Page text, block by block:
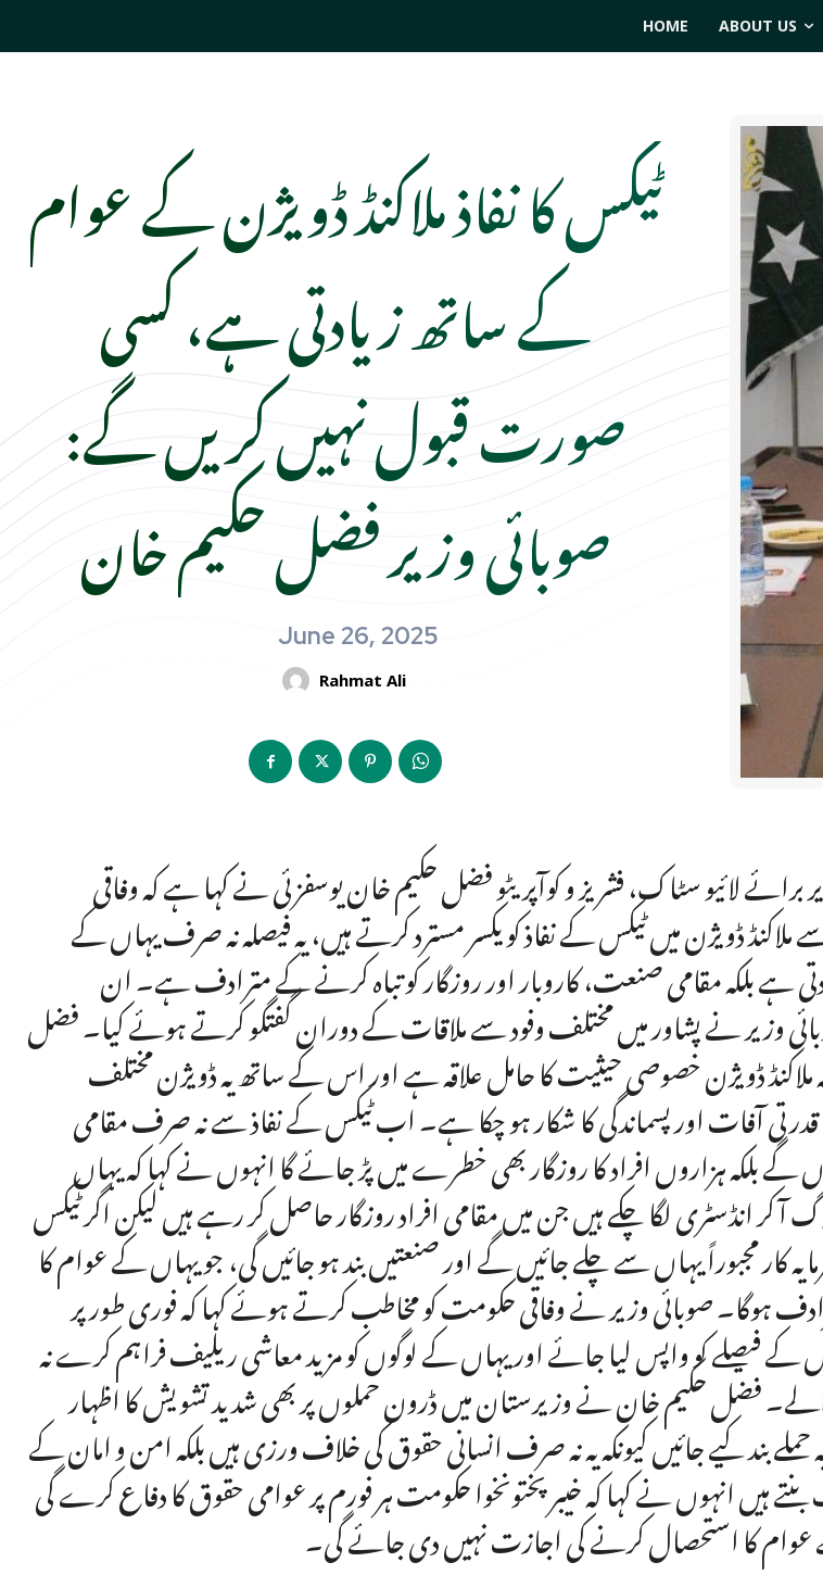
HOME ABOUT US
ٹیکس کا نفاذ ملاکنڈ ڈویژن کے عوام
کے ساتھ زیادتی ہے، کسی
صورت قبول نہیں کریں گے:
صوبائی وزیر فضل حکیم خان
June 26, 2025
Rahmat Ali
برائے لائیو سٹاک، فشریز و کوآپریٹو فضل حکیم خان یوسفزئی نے کہا ہے کہ وفاقی
ڈویژن میں ٹیکس کے نفاذ کو یکسر مسترد کرتے ہیں، یہ فیصلہ نہ صرف یہاں کے
ہے بلکہ مقامی صنعت، کاروبار اور روزگار کو تباہ کرنے کے مترادف ہے۔ ان
وزیر نے پشاور میں مختلف وفود سے ملاقات کے دوران گفتگو کرتے ہوئے کیا۔ فضل
ڈویژن خصوصی حیثیت کا حامل علاقہ ہے اور اس کے ساتھ یہ ڈویژن مختلف
آفات اور پسماندگی کا شکار ہو چکا ہے۔ اب ٹیکس کے نفاذ سے نہ صرف مقامی
بلکہ ہزاروں افراد کا روزگار بھی خطرے میں پڑ جائے گا انہوں نے کہا کہ یہاں
آ کر انڈسٹری لگا چکے ہیں جن میں مقامی افراد روزگار حاصل کر رہے ہیں لیکن اگر ٹیکس
سرمایہ کار مجبوراً یہاں سے چلے جائیں گے اور صنعتیں بند ہو جائیں گی، جو یہاں کے عوام کا
ہوگا۔ صوبائی وزیر نے وفاقی حکومت کو مخاطب کرتے ہوئے کہا کہ فوری طور پر
کے فیصلے کو واپس لیا جائے اور یہاں کے لوگوں کو مزید معاشی ریلیف فراہم کرے نہ
فضل حکیم خان نے وزیرستان میں ڈرون حملوں پر بھی شدید تشویش کا اظہار
بند کیے جائیں کیونکہ یہ نہ صرف انسانی حقوق کی خلاف ورزی ہیں بلکہ امن و امان کے
ہیں انہوں نے کہا کہ خیبرپختونخوا حکومت ہر فورم پر عوامی حقوق کا دفاع کرے گی
عوام کا استحصال کرنے کی اجازت نہیں دی جائے گی۔